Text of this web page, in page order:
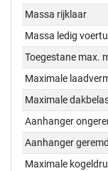
Massa rijklaar
Massa ledig
Toegestane max.
Maximale
Maximale
Aanhanger
Aanhanger geremd
Maximale